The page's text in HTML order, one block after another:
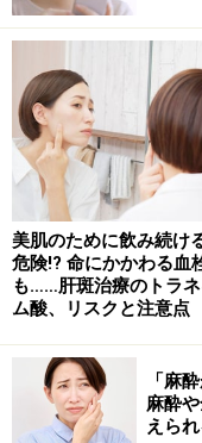
薬の中には、「湿
成分が吸収されて
ものもあります。
美肌のために飲み続け
危険!? 命にかかわる血
も……肝斑治療のトラ
ム酸、リスクと注意点
「麻
麻酔
えら